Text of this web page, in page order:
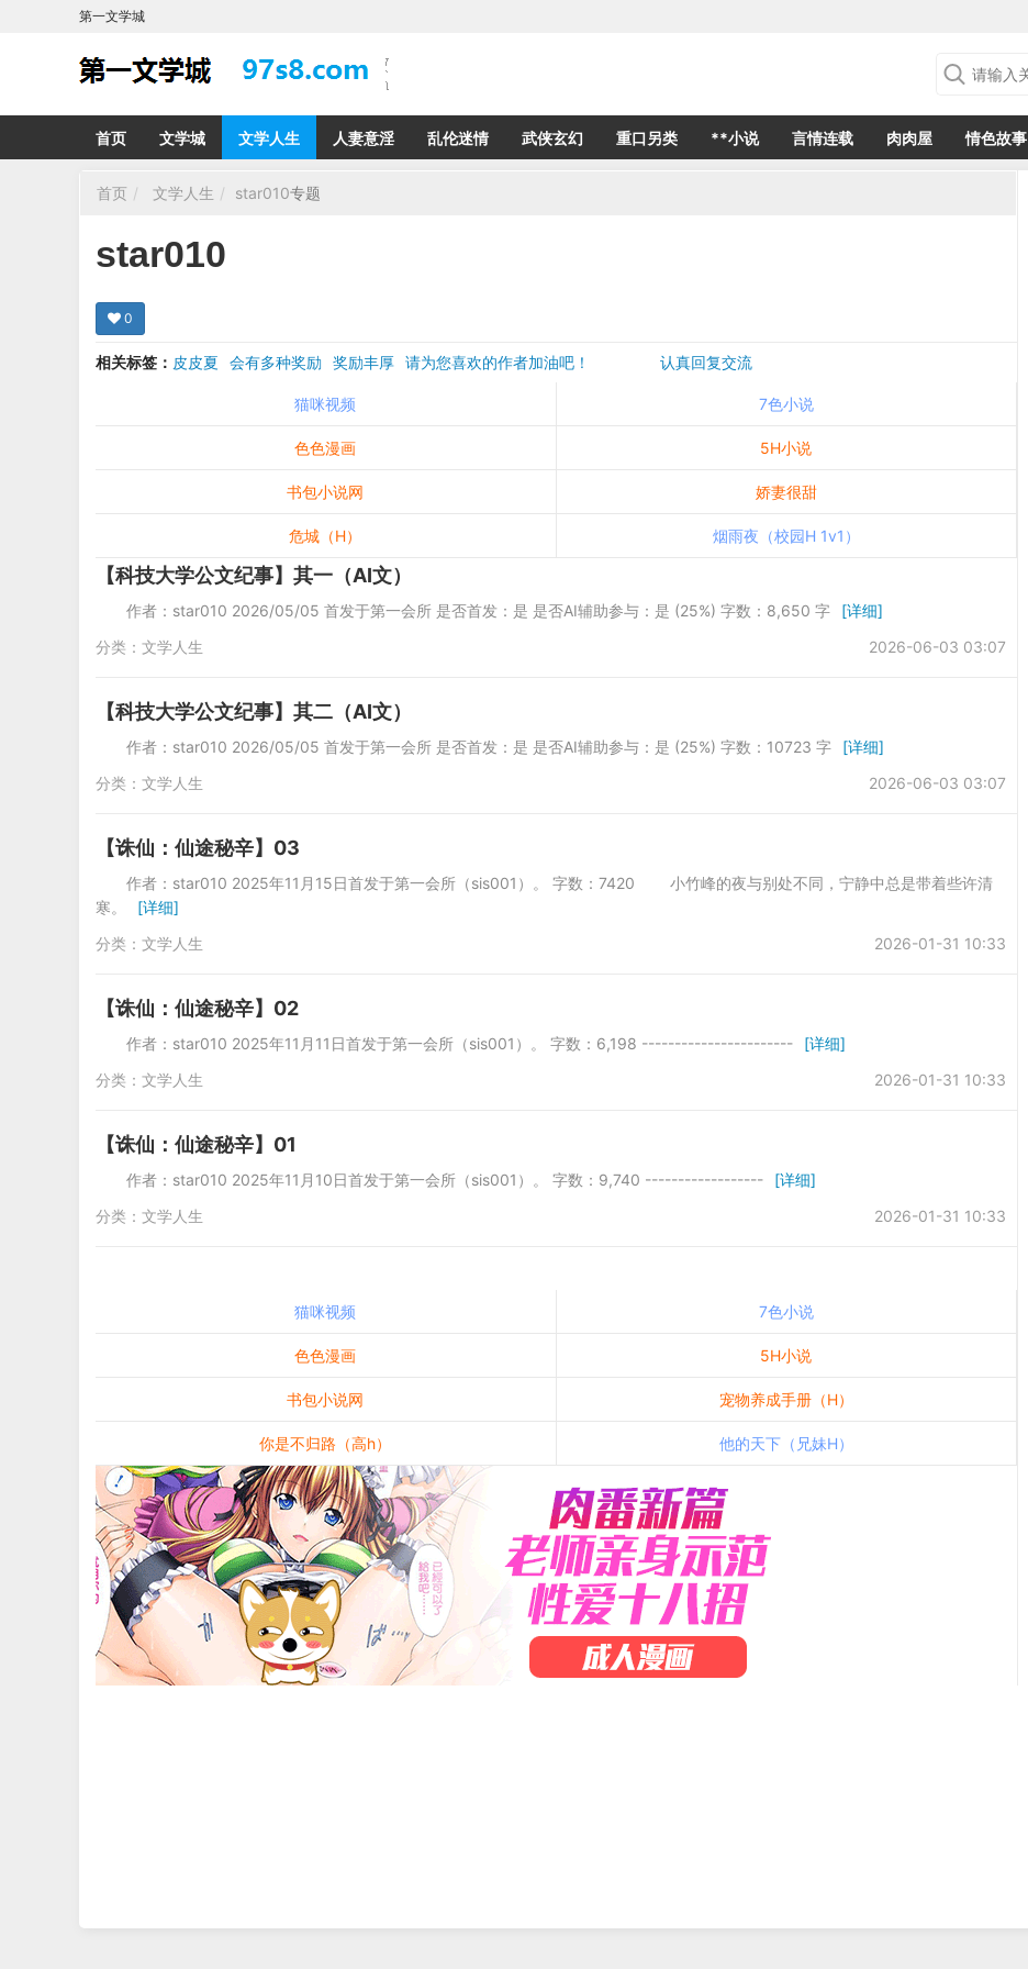
第一文学城
首页 文学城 文学人生 人妻意淫 乱伦迷情 武侠玄幻 重口另类 **小说 言情连载 肉肉屋 情色故事
首页 文学人生 star010专题
star010
0
相关标签： 皮皮夏 会有多种奖励 奖励丰厚 请为您喜欢的作者加油吧！ 认真回复交流
猫咪视频
7色小说
色色漫画 5H小说
书包小说网 娇妻很甜
危城（H） 烟雨夜（校园H 1v1）
【科技大学公文纪事】其一（AI文）
作者：star010 2026/05/05 首发于第一会所 是否首发：是 是否AI辅助参与：是 (25%) 字数：8,650 字
[详细]
2026-06-03 03:07
分类： 文学人生
【科技大学公文纪事】其二（AI文）
作者：star010 2026/05/05 首发于第一会所 是否首发：是 是否AI辅助参与：是 (25%) 字数：10723 字
[详细]
2026-06-03 03:07
分类： 文学人生
【诛仙：仙途秘辛】03
作者：star010 2025年11月15日首发于第一会所（sis001）。 字数：7420 小竹峰的夜与别处不同，宁静中总是带着些许清
寒。
[详细]
2026-01-31 10:33
分类： 文学人生
【诛仙：仙途秘辛】02
作者：star010 2025年11月11日首发于第一会所（sis001）。 字数：6,198 -----------------------
[详细]
2026-01-31 10:33
分类： 文学人生
【诛仙：仙途秘辛】01
作者：star010 2025年11月10日首发于第一会所（sis001）。 字数：9,740 ------------------
[详细]
2026-01-31 10:33
分类： 文学人生
猫咪视频 7色小说
色色漫画 5H小说
书包小说网 宠物养成手册（H）
你是不归路（高h） 他的天下（兄妹H）